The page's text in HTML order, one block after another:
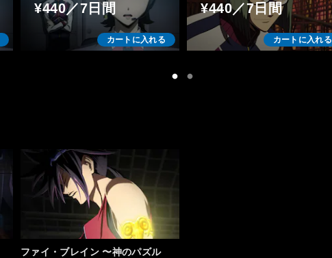
¥440／7日間
カートに入れる
¥440／7日間
カートに入れる
ファイ・ブレイン 〜神のパズル